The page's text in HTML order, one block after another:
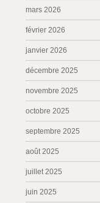
mars 2026
février 2026
janvier 2026
décembre 2025
novembre 2025
octobre 2025
septembre 2025
août 2025
juillet 2025
juin 2025